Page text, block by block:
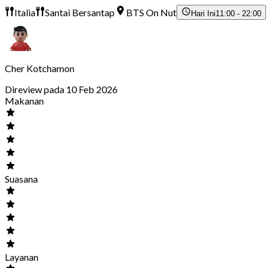
Italia Santai Bersantap BTS On Nut Hari Ini11:00 - 22:00
Cher Kotchamon
Direview pada 10 Feb 2026
Makanan
Suasana
Layanan